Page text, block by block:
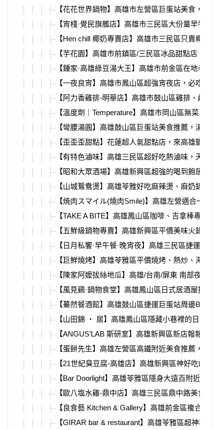
【花花世界鍋物】高雄市左營區巨蛋站美食，超
【宵棧·覺民旗艦店】高雄市三民區大份量早午餐
【Hen chill 椰奶專賣店】高雄市三民區只賣椰奶
【芋花園】高雄市前鎮區/三民區冰品甜點店，芋
【鍾家·高雄綠豆湯大王】高雄市前金區在地老店
【一夜良宵】高雄市鳳山區超強宵夜店，必吃炸
【阿力香雞排-明華店】高雄市鼓山區雞排、鹹酥
【溫度劑｜Temperature】高雄市岡山區無菜單、
【彎腰湯圓】高雄鼓山區巨蛋站美食推薦，湯圓
【歪歪歪甜點】花蓮超人氣甜點店，來高雄鹽埕
【有特色滷味】高雄三民區超好吃熱滷味，天然
【昭和大眾酒場】高雄新興區超強的喝到飽居酒
【山城鴛鴦燙】高雄苓雅好吃麻辣燙、麻奶鍋，
【焼肉スマイル(燒肉Smile)】高雄左營適合一個
【TAKE A BITE】高雄鳳山區咖啡、吉拿棒專賣
【五鮮級鍋物專賣】高雄新興區平價美味火鍋推
【日月私饗·早午餐·晚宵夜】高雄三民區捷運後
【巨鮮燒烤】高雄苓雅區平價燒烤、熱炒、海鮮
【陳家阿嬤拔絲地瓜】高雄/台南/屏東 南部夜市
【風見鷄·鍋物食堂】高雄鳳山區日式居酒屋推
【驀然餐酒館】高雄鼓山區捷運巨蛋站周邊Bar
【山田錦 ‧ 居】高雄鳳山區隱藏小巷裡的日式居
【ANGUS’LAB 斯研室】高雄新興區新店報報，
【蛋餅先生】高雄左營區高鐵附近美食推薦，平
【21世紀臭豆腐-高雄店】高雄新興區神好吃的
【Bar Doorlight】高雄苓雅區隱身大遠百附近小
【歐八塩水雞-鼎中店】高雄三民區鼎中路美食
【良食藝 Kitchen & Gallery】高雄前金區複合式
【GIRAR bar & restaurant】高雄苓雅區超神秘